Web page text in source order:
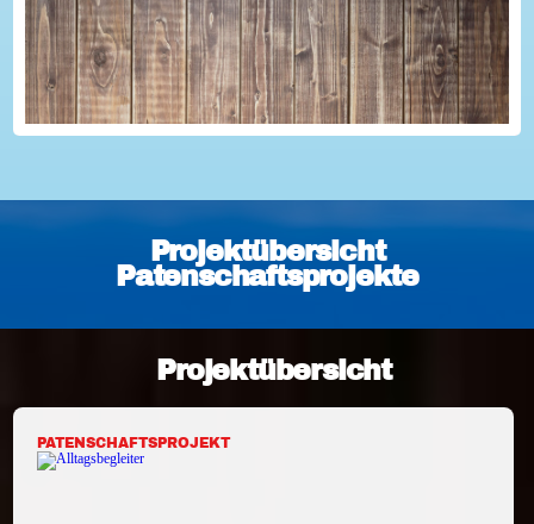
Projektübersicht
Patenschaftsprojekte
Projektübersicht
PATENSCHAFTSPROJEKT